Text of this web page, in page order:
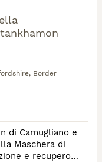
Border
di Camugliano e
Maschera di